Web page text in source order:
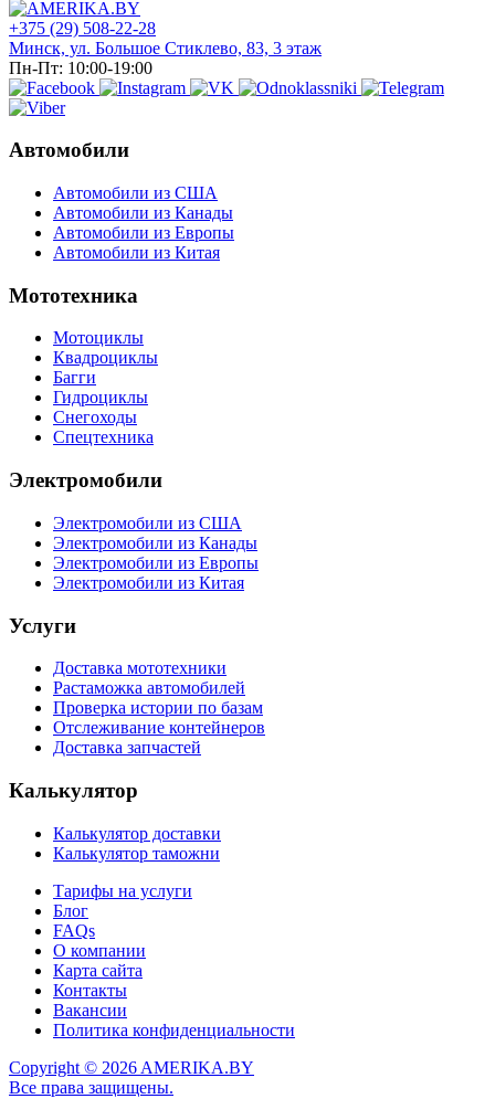
+375 (29) 508-22-28
Минск, ул. Большое Стиклево, 83, 3 этаж
Пн-Пт: 10:00-19:00
Автомобили
Автомобили из США
Автомобили из Канады
Автомобили из Европы
Автомобили из Китая
Мототехника
Мотоциклы
Квадроциклы
Багги
Гидроциклы
Снегоходы
Спецтехника
Электромобили
Электромобили из США
Электромобили из Канады
Электромобили из Европы
Электромобили из Китая
Услуги
Доставка мототехники
Растаможка автомобилей
Проверка истории по базам
Отслеживание контейнеров
Доставка запчастей
Калькулятор
Калькулятор доставки
Калькулятор таможни
Тарифы на услуги
Блог
FAQs
О компании
Карта сайта
Контакты
Вакансии
Политика конфиденциальности
Copyright © 2026 AMERIKA.BY
Все права защищены.